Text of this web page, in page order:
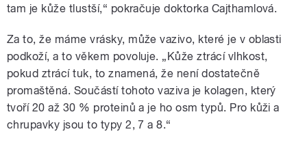
tam je kůže tlustší,“ pokračuje doktorka Cajthamlová.
Za to, že máme vrásky, může vazivo, které je v oblasti
podkoží, a to věkem povoluje. „Kůže ztrácí vlhkost,
pokud ztrácí tuk, to znamená, že není dostatečně
promaštěná. Součástí tohoto vaziva je kolagen, který
tvoří 20 až 30 % proteinů a je ho osm typů. Pro kůži a
chrupavky jsou to typy 2, 7 a 8.“